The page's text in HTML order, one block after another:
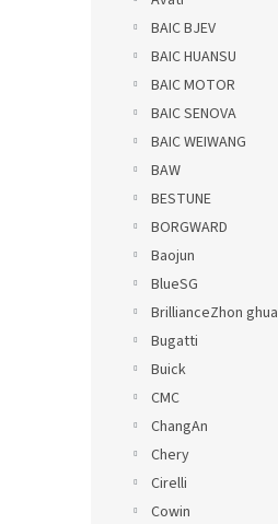
BAIC BJEV
BAIC HUANSU
BAIC MOTOR
BAIC SENOVA
BAIC WEIWANG
BAW
BESTUNE
BORGWARD
Baojun
BlueSG
BrillianceZhon ghua
Bugatti
Buick
CMC
ChangAn
Chery
Cirelli
Cowin